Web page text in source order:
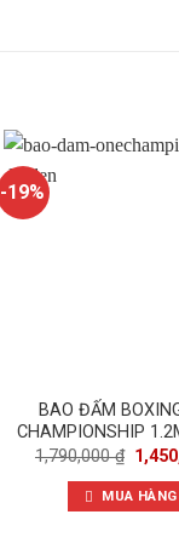
-19%
BAO ĐẤM
CHAMPIONSHIP
1,790,000₫ Giá
gốc
là:
MUA HÀNG